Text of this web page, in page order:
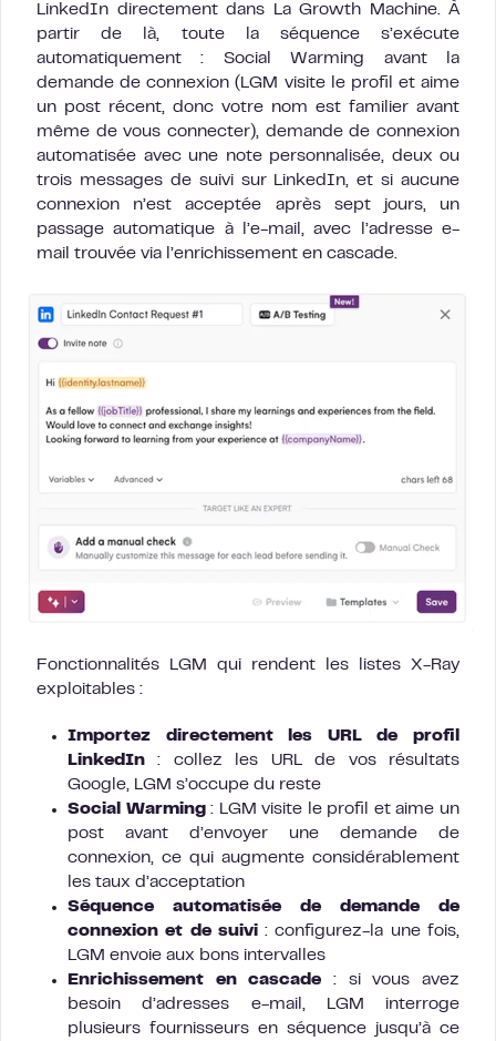
LinkedIn directement dans La Growth Machine. À
partir de là, toute la séquence s’exécute
automatiquement : Social Warming avant la
demande de connexion (LGM visite le profil et aime
un post récent, donc votre nom est familier avant
même de vous connecter), demande de connexion
automatisée avec une note personnalisée, deux ou
trois messages de suivi sur LinkedIn, et si aucune
connexion n’est acceptée après sept jours, un
passage automatique à l’e-mail, avec l’adresse e-
mail trouvée via l’enrichissement en cascade.
Fonctionnalités LGM qui rendent les listes X-Ray
exploitables :
Importez directement les URL de profil
LinkedIn : collez les URL de vos résultats
Google, LGM s’occupe du reste
Social Warming: LGM visite le profil et aime un
post avant d’envoyer une demande de
connexion, ce qui augmente considérablement
les taux d’acceptation
Séquence automatisée de demande de
connexion et de suivi: configurez-la une fois,
LGM envoie aux bons intervalles
Enrichissement en cascade : si vous avez
besoin d’adresses e-mail, LGM interroge
plusieurs fournisseurs en séquence jusqu’à ce